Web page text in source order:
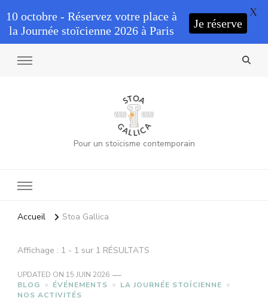
Pour un stoïcisme contemporain
Accueil Stoa Gallica
Affichage : 1 - 1 sur 1 RÉSULTATS
UPDATED ON 15 JUIN 2026
BLOG
ÉVÉNEMENTS
LA JOURNÉE STOÏCIENNE
NOS ACTIVITÉS
10 octobre - Réservez votre place à
la Journée stoïcienne 2026 à Paris
Je réserve
X